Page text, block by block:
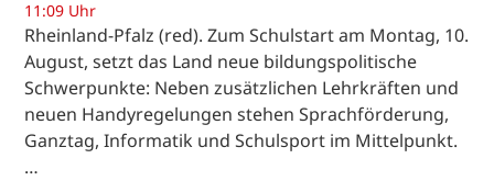
11:09 Uhr
Rheinland-Pfalz (red). Zum Schulstart am Montag, 10.
August, setzt das Land neue bildungspolitische
Schwerpunkte: Neben zusätzlichen Lehrkräften und
neuen Handyregelungen stehen Sprachförderung,
Ganztag, Informatik und Schulsport im Mittelpunkt.
…